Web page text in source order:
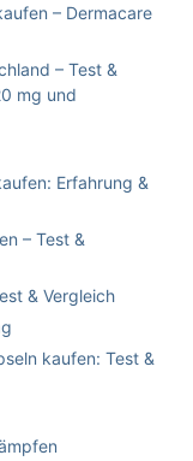
– Dermacare
– Test &
mg und
Erfahrung &
– Test &
& Vergleich
kaufen: Test &